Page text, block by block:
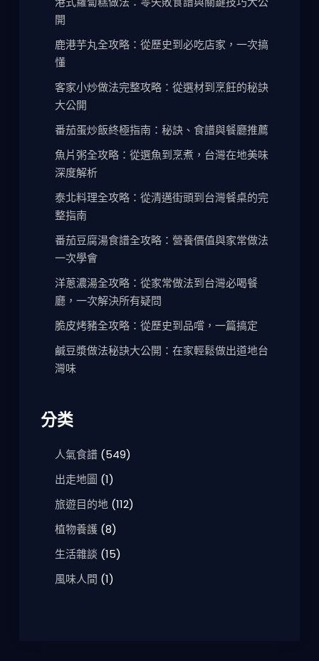
開
鹿港芋丸全攻略：從歷史到必吃店家，一次搞
懂
客家小炒做法完整攻略：從選材到烹飪的秘訣
大公開
番茄蛋炒飯終極指南：秘訣、食譜與餐廳推薦
魚片粥全攻略：從選魚到烹煮，台灣在地美味
深度解析
泰北料理全攻略：從清邁街頭到台灣餐桌的完
整指南
番茄豆腐湯食譜全攻略：營養價值與家常做法
一次學會
洋蔥濃湯全攻略：從家常做法到台灣必喝餐
廳，一次解決所有疑問
脆皮烤豬全攻略：從歷史到品嚐，一篇搞定
鹹豆漿做法秘訣大公開：在家輕鬆做出道地台
灣味
分类
人氣食譜(549)
出走地圖 (1)
旅遊目的地(112)
植物養護(8)
生活雜談 (15)
風味人間 (1)